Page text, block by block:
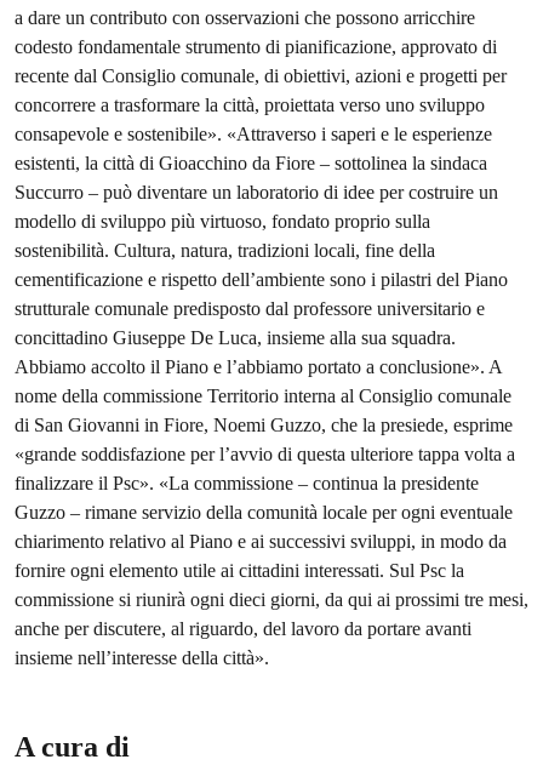
a dare un contributo con osservazioni che possono arricchire
codesto fondamentale strumento di pianificazione, approvato di
recente dal Consiglio comunale, di obiettivi, azioni e progetti per
concorrere a trasformare la città, proiettata verso uno sviluppo
consapevole e sostenibile». «Attraverso i saperi e le esperienze
esistenti, la città di Gioacchino da Fiore – sottolinea la sindaca
Succurro – può diventare un laboratorio di idee per costruire un
modello di sviluppo più virtuoso, fondato proprio sulla
sostenibilità. Cultura, natura, tradizioni locali, fine della
cementificazione e rispetto dell’ambiente sono i pilastri del Piano
strutturale comunale predisposto dal professore universitario e
concittadino Giuseppe De Luca, insieme alla sua squadra.
Abbiamo accolto il Piano e l’abbiamo portato a conclusione». A
nome della commissione Territorio interna al Consiglio comunale
di San Giovanni in Fiore, Noemi Guzzo, che la presiede, esprime
«grande soddisfazione per l’avvio di questa ulteriore tappa volta a
finalizzare il Psc». «La commissione – continua la presidente
Guzzo – rimane servizio della comunità locale per ogni eventuale
chiarimento relativo al Piano e ai successivi sviluppi, in modo da
fornire ogni elemento utile ai cittadini interessati. Sul Psc la
commissione si riunirà ogni dieci giorni, da qui ai prossimi tre mesi,
anche per discutere, al riguardo, del lavoro da portare avanti
insieme nell’interesse della città».
A cura di